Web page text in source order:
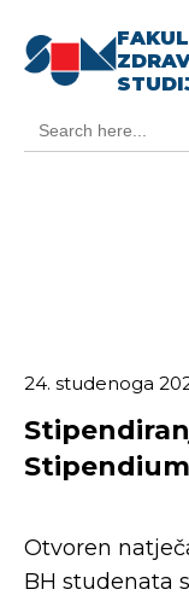
for:
24. studenoga
Otvoren
BH studenata